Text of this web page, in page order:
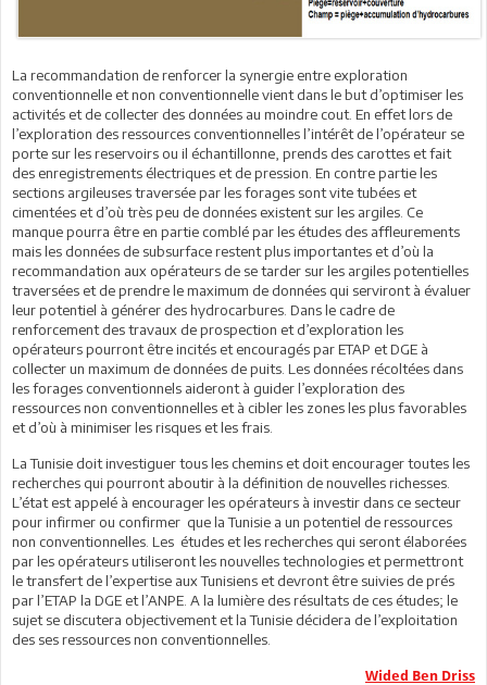
La recommandation de renforcer la synergie entre exploration
conventionnelle et non conventionnelle vient dans le but d’optimiser les
activités et de collecter des données au moindre cout. En effet lors de
l’exploration des ressources conventionnelles l’intérêt de l’opérateur se
porte sur les reservoirs ou il échantillonne, prends des carottes et fait
des enregistrements électriques et de pression. En contre partie les
sections argileuses traversée par les forages sont vite tubées et
cimentées et d’où très peu de données existent sur les argiles. Ce
manque pourra être en partie comblé par les études des affleurements
mais les données de subsurface restent plus importantes et d’où la
recommandation aux opérateurs de se tarder sur les argiles potentielles
traversées et de prendre le maximum de données qui serviront à évaluer
leur potentiel à générer des hydrocarbures. Dans le cadre de
renforcement des travaux de prospection et d’exploration les
opérateurs pourront être incités et encouragés par ETAP et DGE à
collecter un maximum de données de puits. Les données récoltées dans
les forages conventionnels aideront à guider l’exploration des
ressources non conventionnelles et à cibler les zones les plus favorables
et d’où à minimiser les risques et les frais.
La Tunisie doit investiguer tous les chemins et doit encourager toutes les
recherches qui pourront aboutir à la définition de nouvelles richesses.
L’état est appelé à encourager les opérateurs à investir dans ce secteur
pour infirmer ou confirmer que la Tunisie a un potentiel de ressources
non conventionnelles. Les études et les recherches qui seront élaborées
par les opérateurs utiliseront les nouvelles technologies et permettront
le transfert de l’expertise aux Tunisiens et devront être suivies de prés
par l’ETAP la DGE et l’ANPE. A la lumière des résultats de ces études; le
sujet se discutera objectivement et la Tunisie décidera de l’exploitation
des ses ressources non conventionnelles.
Wided Ben Driss